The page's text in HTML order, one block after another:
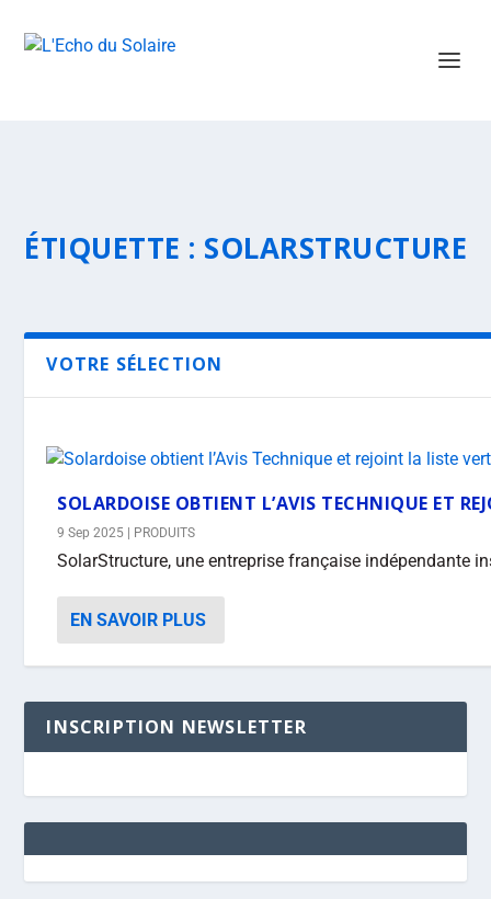
ÉTIQUETTE : SOLARSTRUCTURE
VOTRE SÉLECTION
SOLARDOISE OBTIENT L’AVIS TECHNIQUE ET
9 Sep 2025 PRODUITS
SolarStructure, une entreprise française indépendante
EN SAVOIR PLUS
INSCRIPTION NEWSLETTER